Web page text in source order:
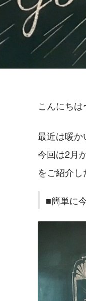
こんにちは
最近は暖か
今回は2月
をご紹介し
■簡単に